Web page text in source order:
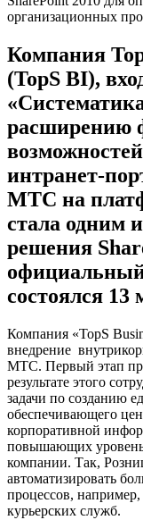
Компания
(TopS BI),
расширению
интранет-
МТС на
стала одним
решения
официальный
состоялся 13
Компания «TopS
внедрение
МТС. Первый этап
результате этого
задачи по созданию
обеспечивающего
корпоративной
повышающих уровень
компании. Так,
автоматизировать
процессов, например,
курьерских служб.